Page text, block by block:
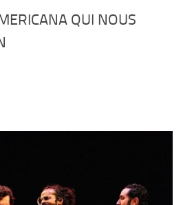
QUI NOUS